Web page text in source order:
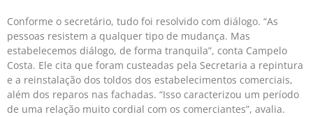
Conforme o secretário, tudo foi resolvido com diálogo. “As
pessoas resistem a qualquer tipo de mudança. Mas
estabelecemos diálogo, de forma tranquila”, conta Campelo
Costa. Ele cita que foram custeadas pela Secretaria a repintura
e a reinstalação dos toldos dos estabelecimentos comerciais,
além dos reparos nas fachadas. “Isso caracterizou um período
de uma relação muito cordial com os comerciantes”, avalia.